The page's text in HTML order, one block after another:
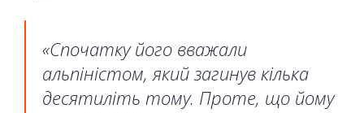
«Спочатку його вважали
альпіністом, який загинув кілька
десятиліть тому. Проте, що йому